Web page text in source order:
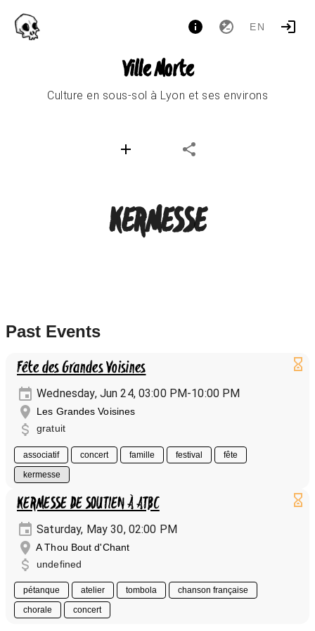
EN
Ville Morte
Culture en sous-sol à Lyon et ses environs
KERMESSE
Past Events
Fête des Grandes Voisines
Wednesday, Jun 24, 03:00 PM-10:00 PM
Les Grandes Voisines
gratuit
associatif concert famille festival
fête
kermesse
KERMESSE DE SOUTIEN À ATBC
Saturday, May 30, 02:00 PM
A Thou Bout d'Chant
undefined
pétanque atelier tombola
chanson française
chorale
concert